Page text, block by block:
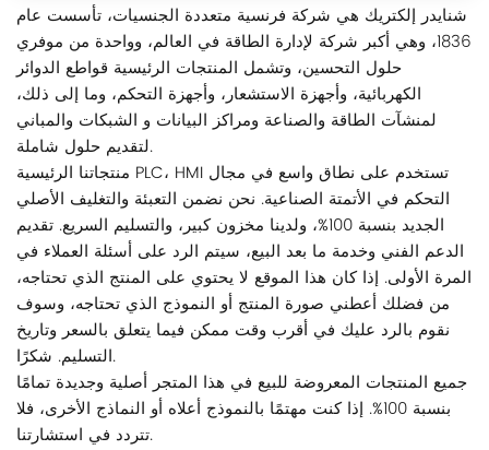
شنايدر إلكتريك هي شركة فرنسية متعددة الجنسيات، تأسست عام
1836، وهي أكبر شركة لإدارة الطاقة في العالم، وواحدة من موفري
حلول التحسين، وتشمل المنتجات الرئيسية قواطع الدوائر
الكهربائية، وأجهزة الاستشعار، وأجهزة التحكم، وما إلى ذلك،
لمنشآت الطاقة والصناعة ومراكز البيانات و الشبكات والمباني
لتقديم حلول شاملة.
منتجاتنا الرئيسية PLC، HMI تستخدم على نطاق واسع في مجال
التحكم في الأتمتة الصناعية. نحن نضمن التعبئة والتغليف الأصلي
الجديد بنسبة 100%، ولدينا مخزون كبير، والتسليم السريع. تقديم
الدعم الفني وخدمة ما بعد البيع، سيتم الرد على أسئلة العملاء في
المرة الأولى. إذا كان هذا الموقع لا يحتوي على المنتج الذي تحتاجه،
من فضلك أعطني صورة المنتج أو النموذج الذي تحتاجه، وسوف
نقوم بالرد عليك في أقرب وقت ممكن فيما يتعلق بالسعر وتاريخ
التسليم. شكرًا.
جميع المنتجات المعروضة للبيع في هذا المتجر أصلية وجديدة تمامًا
بنسبة 100%. إذا كنت مهتمًا بالنموذج أعلاه أو النماذج الأخرى، فلا
تتردد في استشارتنا.